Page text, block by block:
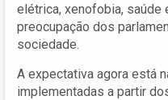
elétrica, xenofobia, saúde
preocupação dos
sociedade.
A expectativa agora está
implementadas a partir